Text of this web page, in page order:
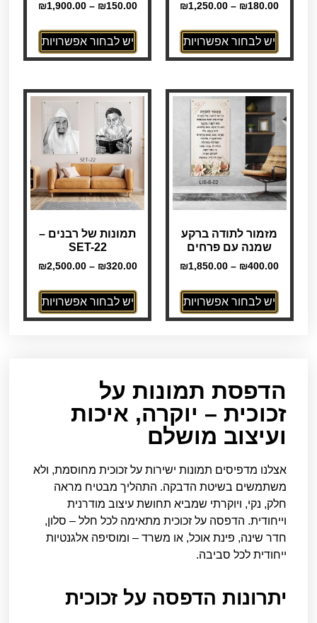
₪180.00
–
₪1,250.00
יש לבחור אפשרויות
₪150.00
–
₪1,900.00
יש לבחור אפשרויות
מזמור לתודה ברקע
שמנה עם פרחים
₪400.00
–
₪1,850.00
יש לבחור אפשרויות
תמונות של רבנים –
SET-22
₪320.00
–
₪2,500.00
יש לבחור אפשרויות
הדפסת תמונות על
זכוכית – יוקרה, איכות
ועיצוב מושלם
אצלנו מדפיסים תמונות ישירות על זכוכית מחוסמת, ולא
משתמשים בשיטת הדבקה. התהליך מבטיח מראה
חלק, נקי, ויוקרתי שמביא תחושת עיצוב מודרנית
וייחודית. הדפסה על זכוכית מתאימה לכל חלל – סלון,
חדר שינה, פינת אוכל, או משרד – ומוסיפה אלגנטיות
ייחודית לכל סביבה.
יתרונות הדפסה על זכוכית